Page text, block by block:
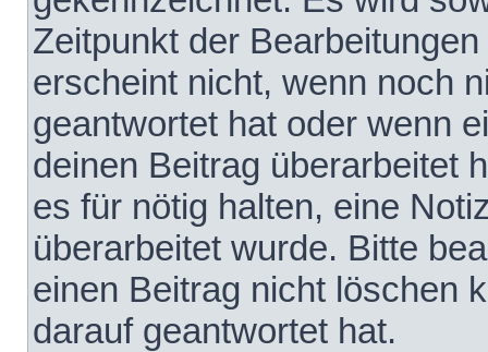
Zeitpunkt der
erscheint nicht, wenn noch
geantwortet hat oder wenn
deinen Beitrag überarbeitet
es für nötig halten, eine
überarbeitet wurde. Bitte
einen Beitrag nicht löschen
darauf geantwortet hat.